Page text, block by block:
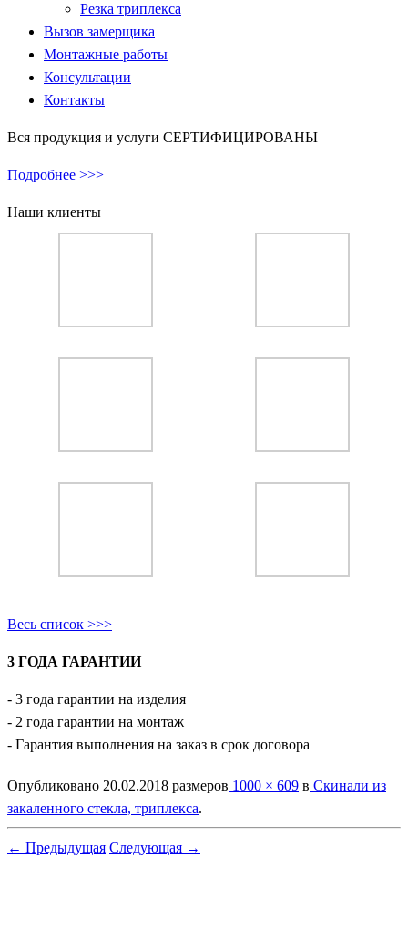
Резка триплекса
Вызов замерщика
Монтажные работы
Консультации
Контакты
Вся продукция и услуги СЕРТИФИЦИРОВАНЫ
Подробнее >>>
Наши клиенты
Весь список >>>
3 ГОДА ГАРАНТИИ
- 3 года гарантии на изделия
- 2 года гарантии на монтаж
- Гарантия выполнения на заказ в срок договора
Опубликовано 20.02.2018 размеров 1000 × 609 в Скинали из
закаленного стекла, триплекса.
← Предыдущая Следующая →